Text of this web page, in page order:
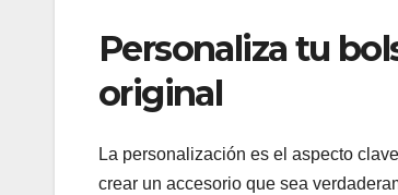
Personaliza tu
original
La personalización es el aspecto
crear un accesorio que sea